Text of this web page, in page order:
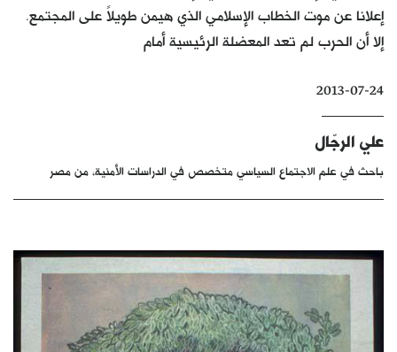
كتّابنا
الأرشيف
إعلانا عن موت الخطاب الإسلامي الذي هيمن طويلاً على المجتمع.
إلا أن الحرب لم تعد المعضلة الرئيسية أمام
2013-07-24
علي الرجّال
باحث في علم الاجتماع السياسي متخصص في الدراسات الأمنية، من مصر